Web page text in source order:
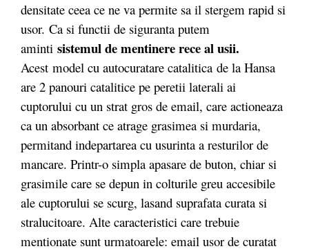
densitate ceea ce ne va permite sa il stergem rapid si
usor. Ca si functii de siguranta putem
aminti sistemul de mentinere rece al usii.
Acest model cu autocuratare catalitica de la Hansa
are 2 panouri catalitice pe peretii laterali ai
cuptorului cu un strat gros de email, care actioneaza
ca un absorbant ce atrage grasimea si murdaria,
permitand indepartarea cu usurinta a resturilor de
mancare. Printr-o simpla apasare de buton, chiar si
grasimile care se depun in colturile greu accesibile
ale cuptorului se scurg, lasand suprafata curata si
stralucitoare. Alte caracteristici care trebuie
mentionate sunt urmatoarele: email usor de curatat